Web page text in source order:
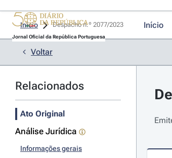
Jornal Oficial da República Portuguesa
Início
Início
Voltar
Relacionados
Ato Original
Análise Jurídica
Informações gerais